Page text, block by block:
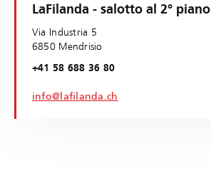
LaFilanda - salotto al 2° piano
Via Industria 5
6850 Mendrisio
+41 58 688 36 80
info@lafilanda.ch